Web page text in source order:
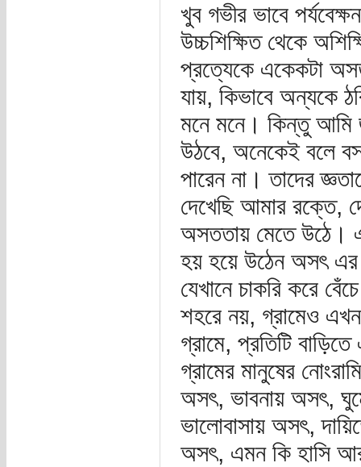
খুব গভীর ভাবে
উচ্চশিক্ষিত থেকে
প্রত্যেকে একেকটা
যায়, কিভাবে অন্যকে
মনে মনে। কিন্তু আমি
উঠবে, অনেকেই বলে
পারেন না। তাদের
দেখেছি আমার রক্তে,
অসততায় মেতে উঠে।
হয় হয়ে উঠেন অসৎ এর
যেখানে চাকরি করে
শহরে নয়, গ্রামেও
গ্রামে, প্রতিটি
গ্রামের মানুষের
অসৎ, ভাবনায় অসৎ,
ভালোবাসায় অসৎ,
অসৎ, এমন কি হাসি